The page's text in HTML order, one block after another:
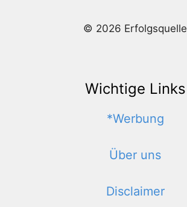
© 2026 Erfolgsquelle
Wichtige Links
*Werbung
Über uns
Disclaimer